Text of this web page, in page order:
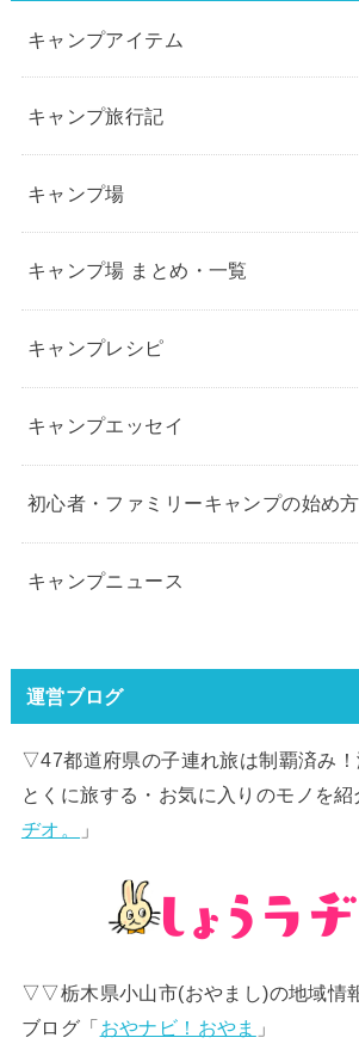
キャンプアイテム
キャンプ旅行記
キャンプ場
キャンプ場 まとめ・一覧
キャンプレシピ
キャンプエッセイ
初心者・ファミリーキャンプの始め方
キャンプニュース
運営ブログ
▽47都道府県の子連れ旅は制覇済み
とくに旅する・お気に入りのモノを紹
ヂオ。
」
▽▽栃木県小山市(おやまし)の地域情
ブログ「 おやナビ！おやま 」